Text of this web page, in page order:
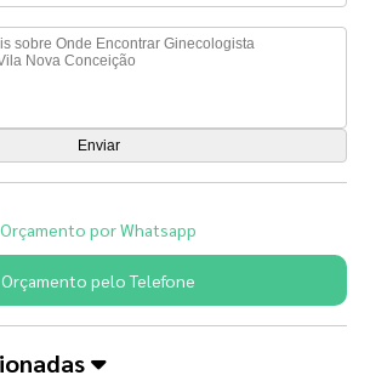
Orçamento por Whatsapp
Orçamento pelo Telefone